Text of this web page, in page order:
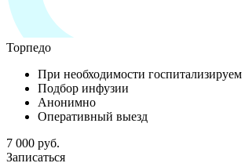
Торпедо
При необходимости госпитализируем
Подбор инфузии
Анонимно
Оперативный выезд
7 000 руб.
Записаться